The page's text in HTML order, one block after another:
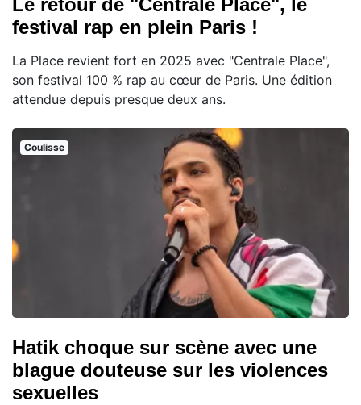
Le retour de "Centrale Place", le
festival rap en plein Paris !
La Place revient fort en 2025 avec "Centrale Place",
son festival 100 % rap au cœur de Paris. Une édition
attendue depuis presque deux ans.
Coulisse
Hatik choque sur scène avec une
blague douteuse sur les violences
sexuelles